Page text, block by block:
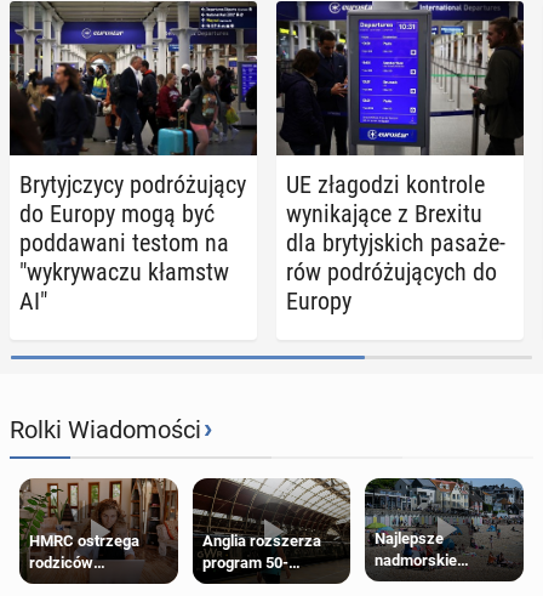
Bry­tyj­czy­cy po­dró­żu­ją­cy
do Europy mogą być
pod­da­wa­ni testom na
"wy­kry­wa­czu kłamstw
AI"
UE zła­go­dzi kon­tro­le
wy­ni­ka­ją­ce z Brexitu
dla bry­tyj­skich pa­sa­że­
rów po­dró­żu­ją­cych do
Europy
Rolki Wiadomości›
HMRC ostrzega
rodziców
pobierających Child
Anglia rozszerza
program 50-
procentowych
Najlepsze
nadmorskie
miasteczko blisko